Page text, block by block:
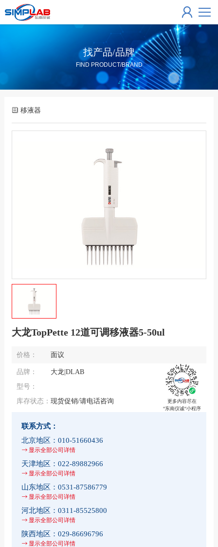
找产品/品牌
FIND PRODUCT/BRAND
移液器
大龙TopPette 12道可调移液器5-50ul
价格： 面议
更多内容尽在
“东南仪诚“小程序
品牌：
大龙|DLAB
型号：
库存状态： 现货促销/请电话咨询
联系方式：
北京地区： 010-51660436
显示全部公司详情
天津地区： 022-89882966
显示全部公司详情
山东地区： 0531-87586779
显示全部公司详情
河北地区： 0311-85525800
显示全部公司详情
陕西地区： 029-86696796
显示全部公司详情